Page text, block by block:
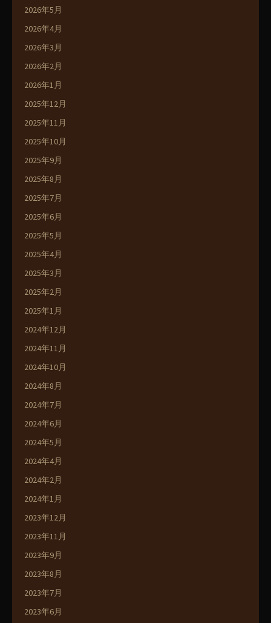
2026年5月
2026年4月
2026年3月
2026年2月
2026年1月
2025年12月
2025年11月
2025年10月
2025年9月
2025年8月
2025年7月
2025年6月
2025年5月
2025年4月
2025年3月
2025年2月
2025年1月
2024年12月
2024年11月
2024年10月
2024年8月
2024年7月
2024年6月
2024年5月
2024年4月
2024年2月
2024年1月
2023年12月
2023年11月
2023年9月
2023年8月
2023年7月
2023年6月